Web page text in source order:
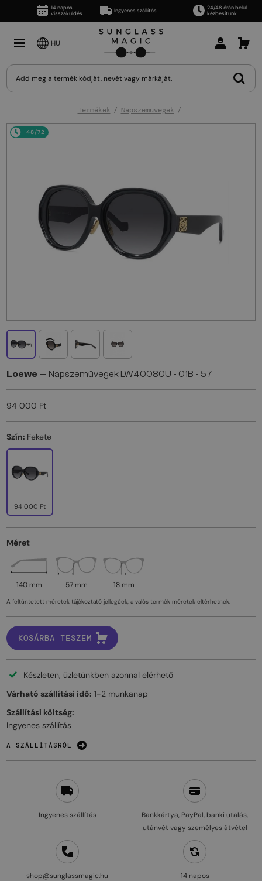
14 napos
visszaküldés
Ingyenes szállítás
24/48 órán belül
kézbesítünk
HU
Termékek Napszemüvegek
Ingyenes szállítás
Bankkártya, PayPal, banki utalás,
utánvét vagy személyes átvétel
shop@sunglassmagic.hu
14 napos
48/72
Loewe — Napszemüvegek LW40080U - 01B - 57
94 000 Ft
Szín: Fekete
94 000 Ft
Méret
140 mm 57 mm 18 mm
A feltüntetett méretek tájékoztató jellegűek, a valós termék méretek eltérhetnek.
KOSÁRBA TESZEM
Készleten, üzletünkben azonnal elérhető
Várható szállítási idő: 1-2 munkanap
Szállítási költség:
Ingyenes szállítás
A SZÁLLÍTÁSRÓL